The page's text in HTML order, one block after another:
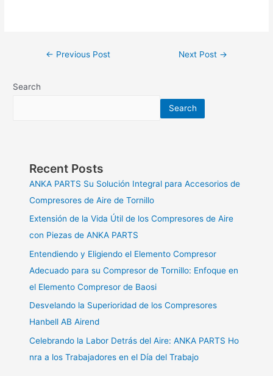
← Previous Post Next Post →
Search
Search
Recent Posts
ANKA PARTS Su Solución Integral para Accesorios de
Compresores de Aire de Tornillo
Extensión de la Vida Útil de los Compresores de Aire
con Piezas de ANKA PARTS
Entendiendo y Eligiendo el Elemento Compresor
Adecuado para su Compresor de Tornillo: Enfoque en
el Elemento Compresor de Baosi
Desvelando la Superioridad de los Compresores
Hanbell AB Airend
Celebrando la Labor Detrás del Aire: ANKA PARTS Ho
nra a los Trabajadores en el Día del Trabajo